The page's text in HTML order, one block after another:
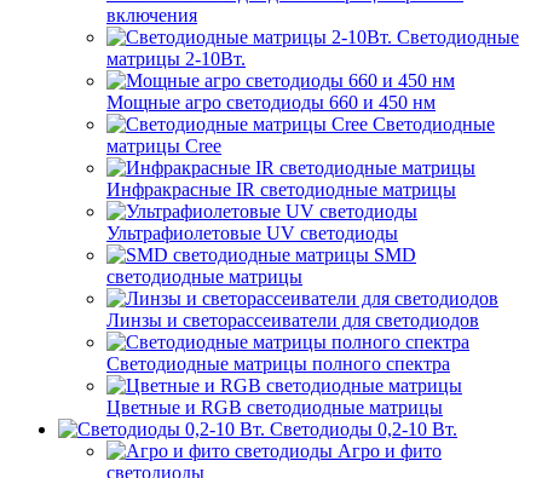
включения
Светодиодные
матрицы 2-10Вт.
Мощные агро светодиоды 660 и 450 нм
Светодиодные
матрицы Cree
Инфракрасные IR светодиодные матрицы
Ультрафиолетовые UV светодиоды
SMD
светодиодные матрицы
Линзы и светорассеиватели для светодиодов
Светодиодные матрицы полного спектра
Цветные и RGB светодиодные матрицы
Светодиоды 0,2-10 Вт.
Агро и фито
светодиоды